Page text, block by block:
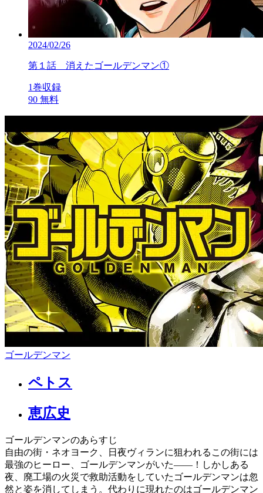
2024/02/26
第１話 消えたゴールデンマン①
1巻収録
90 無料
ゴールデンマン
ペトス
恵広史
ゴールデンマンのあらすじ
自由の街・ネオヨーク、日夜ヴィランに狙われるこの街には
最強のヒーロー、ゴールデンマンがいた――！しかしある
夜、廃工場の火災で救助活動をしていたゴールデンマンは忽
然と姿を消してしまう。代わりに現れたのはゴールデンマン